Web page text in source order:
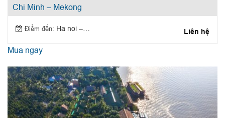
Chi Minh – Mekong
Điểm đến: Ha noi – Ha Long – Hue – Da Nang – Hoi An – Ho Chi Minh – Mekong Liên hệ
Mua ngay